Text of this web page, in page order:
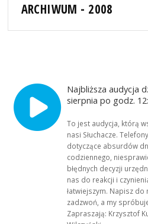
ARCHIWUM - 2008
Najbliższa audycja
sierpnia po godz.
To jest audycja, którą
nasi Słuchacze.
dotyczące absurdów
codziennego,
błędnych decyzji
nas do reakcji i
łatwiejszym. Napisz do
zadzwoń, a my
Zapraszają: Krzysztof